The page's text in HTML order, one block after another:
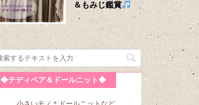
＆もみじ鑑賞
◆テディベア＆ドールニット◆